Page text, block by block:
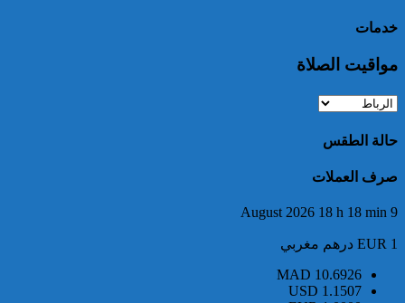
إدارة السجن المحلي واد زم تفند
خدمات
مواقيت الصلاة
حالة الطقس
صرف العملات
9 August 2026 18 h 18 min
EUR 1 درهم مغربي
MAD 10.6926
USD 1.1507